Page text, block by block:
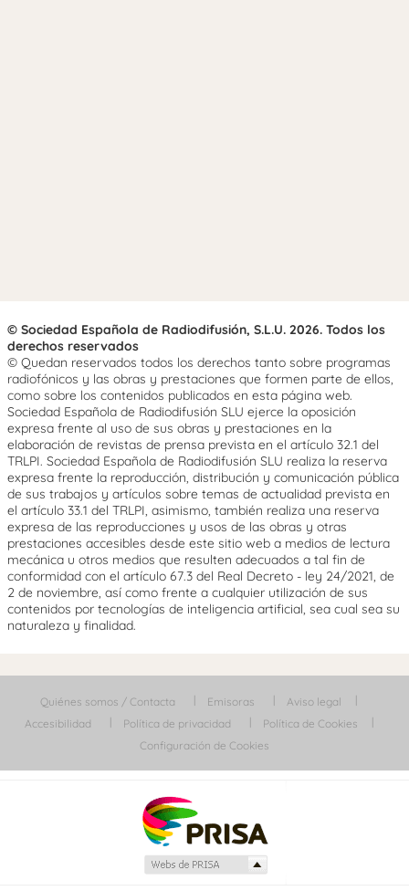
© Sociedad Española de Radiodifusión, S.L.U. 2026. Todos los
derechos reservados
© Quedan reservados todos los derechos tanto sobre programas
radiofónicos y las obras y prestaciones que formen parte de ellos,
como sobre los contenidos publicados en esta página web.
Sociedad Española de Radiodifusión SLU ejerce la oposición
expresa frente al uso de sus obras y prestaciones en la
elaboración de revistas de prensa prevista en el artículo 32.1 del
TRLPI. Sociedad Española de Radiodifusión SLU realiza la reserva
expresa frente la reproducción, distribución y comunicación pública
de sus trabajos y artículos sobre temas de actualidad prevista en
el artículo 33.1 del TRLPI, asimismo, también realiza una reserva
expresa de las reproducciones y usos de las obras y otras
prestaciones accesibles desde este sitio web a medios de lectura
mecánica u otros medios que resulten adecuados a tal fin de
conformidad con el artículo 67.3 del Real Decreto - ley 24/2021, de
2 de noviembre, así como frente a cualquier utilización de sus
contenidos por tecnologías de inteligencia artificial, sea cual sea su
naturaleza y finalidad.
Quiénes somos / Contacta Emisoras
Aviso legal
Accesibilidad
Política de privacidad
Política de Cookies
Configuración de Cookies